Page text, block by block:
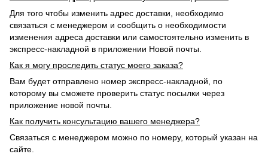
Для того чтобы изменить адрес доставки, необходимо
связаться с менеджером и сообщить о необходимости
изменения адреса доставки или самостоятельно изменить в
экспресс-накладной в приложении Новой почты.
Как я могу проследить статус моего заказа?
Вам будет отправлено номер экспресс-накладной, по
которому вы сможете проверить статус посылки через
приложение новой почты.
Как получить консультацию вашего менеджера?
Связаться с менеджером можно по номеру, который указан на
сайте.